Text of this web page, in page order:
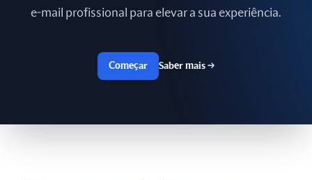
Rússia
e-mail profissional para elevar a sua experiência.
Começar Saber mais →